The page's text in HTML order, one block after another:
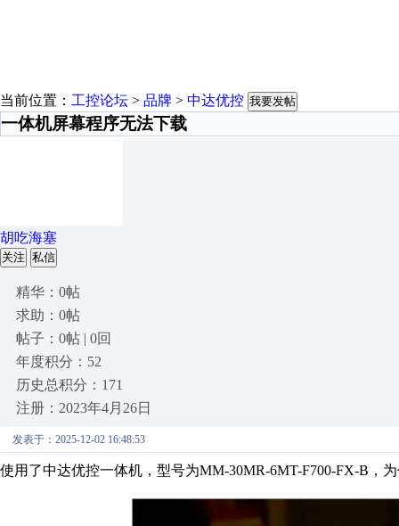
当前位置： 工控论坛 > 品牌 > 中达优控 我要发帖
一体机屏幕程序无法下载
胡吃海塞
关注 私信
精华：0帖
求助：0帖
帖子：0帖 | 0回
年度积分：52
历史总积分：171
注册：2023年4月26日
发表于：2025-12-02 16:48:53
使用了中达优控一体机，型号为MM-30MR-6MT-F700-FX-B，